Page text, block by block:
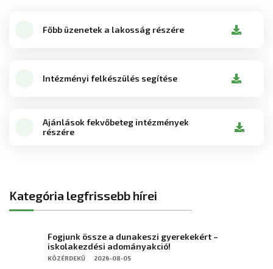
Főbb üzenetek a lakosság részére
Intézményi felkészülés segítése
Ajánlások fekvőbeteg intézmények
részére
Kategória legfrissebb hírei
Fogjunk össze a dunakeszi gyerekekért –
iskolakezdési adományakció!
KÖZÉRDEKŰ 2026-08-05